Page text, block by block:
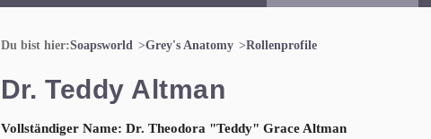
Du bist hier:Soapsworld Grey's Anatomy Rollenprofile
Dr. Teddy Altman
Vollständiger Name: Dr. Theodora "Teddy" Grace Altman